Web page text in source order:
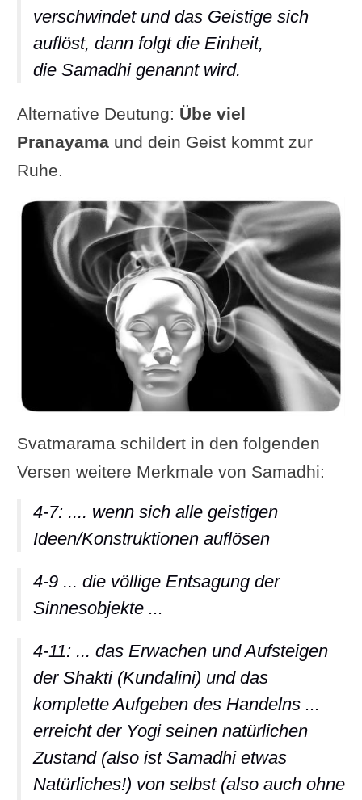
verschwindet und das Geistige sich
auflöst, dann folgt die Einheit,
die Samadhi genannt wird.
Alternative Deutung: Übe viel
Pranayamaund dein Geist kommt zur
Ruhe.
Svatmarama schildert in den folgenden
Versen weitere Merkmale von Samadhi:
4-7: .... wenn sich alle geistigen
Ideen/Konstruktionen auflösen
4-9 ... die völlige Entsagung der
Sinnesobjekte ...
4-11: ... das Erwachen und Aufsteigen
der Shakti (Kundalini) und das
komplette Aufgeben des Handelns ...
erreicht der Yogi seinen natürlichen
Zustand (also ist Samadhi etwas
Natürliches!) von selbst (also auch ohne